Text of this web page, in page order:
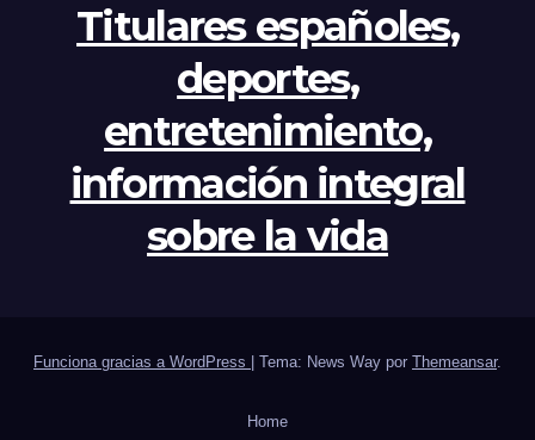
Titulares españoles,
deportes,
entretenimiento,
información integral
sobre la vida
Funciona gracias a WordPress Tema: News Way por Themeansar.
Home